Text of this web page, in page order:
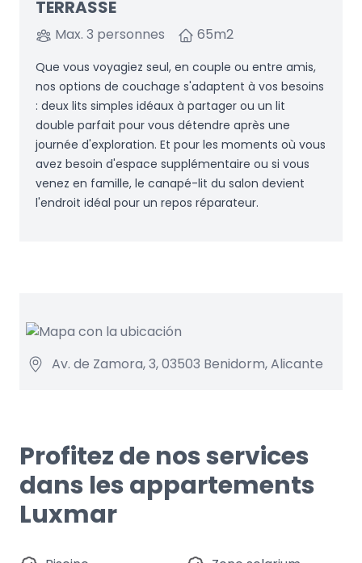
TERRASSE
Max. 3 personnes 65m2
Que vous voyagiez seul, en couple ou entre amis,
nos options de couchage s'adaptent à vos besoins
: deux lits simples idéaux à partager ou un lit
double parfait pour vous détendre après une
journée d'exploration. Et pour les moments où vous
avez besoin d'espace supplémentaire ou si vous
venez en famille, le canapé-lit du salon devient
l'endroit idéal pour un repos réparateur.
Av. de Zamora, 3, 03503 Benidorm, Alicante
Profitez de nos services
dans les appartements
Luxmar